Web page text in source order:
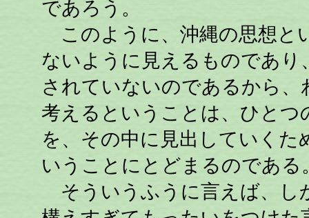
であろう。
このように、沖縄の思想と
ないように見えるものであり
されていないのであるから
考えるということは、ひと
を、その中に見出していく
いうことにとどまるのである
そういうふうに言えば、し